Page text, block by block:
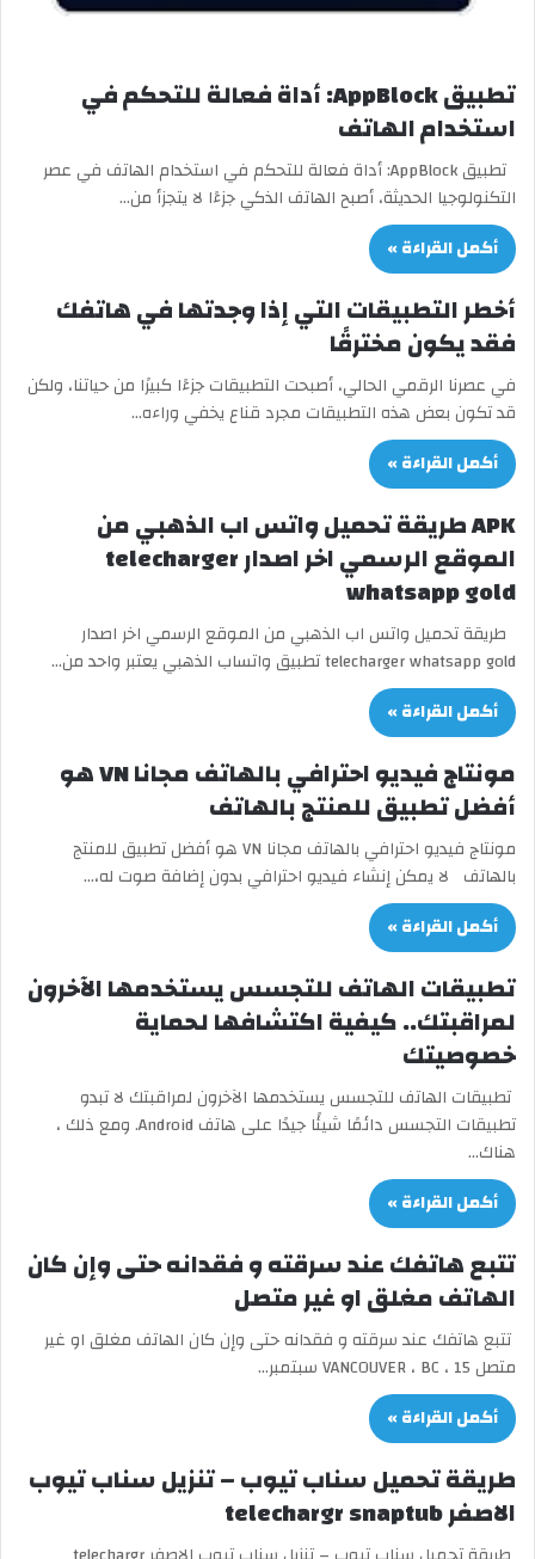
تطبيق AppBlock: أداة فعالة للتحكم في
استخدام الهاتف
تطبيق AppBlock: أداة فعالة للتحكم في استخدام الهاتف في عصر
التكنولوجيا الحديثة، أصبح الهاتف الذكي جزءًا لا يتجزأ من…
أكمل القراءة »
أخطر التطبيقات التي إذا وجدتها في هاتفك
فقد يكون مخترقًا
في عصرنا الرقمي الحالي، أصبحت التطبيقات جزءًا كبيرًا من حياتنا، ولكن
قد تكون بعض هذه التطبيقات مجرد قناع يخفي وراءه…
أكمل القراءة »
APK طريقة تحميل واتس اب الذهبي من
الموقع الرسمي اخر اصدار telecharger
whatsapp gold
طريقة تحميل واتس اب الذهبي من الموقع الرسمي اخر اصدار
telecharger whatsapp gold تطبيق واتساب الذهبي يعتبر واحد من…
أكمل القراءة »
مونتاج فيديو احترافي بالهاتف مجانا VN هو
أفضل تطبيق للمنتج بالهاتف
مونتاج فيديو احترافي بالهاتف مجانا VN هو أفضل تطبيق للمنتج
بالهاتف لا يمكن إنشاء فيديو احترافي بدون إضافة صوت له،…
أكمل القراءة »
تطبيقات الهاتف للتجسس يستخدمها الآخرون
لمراقبتك.. كيفية اكتشافها لحماية
خصوصيتك
تطبيقات الهاتف للتجسس يستخدمها الآخرون لمراقبتك لا تبدو
تطبيقات التجسس دائمًا شيئًا جيدًا على هاتف Android. ومع ذلك ،
هناك…
أكمل القراءة »
تتبع هاتفك عند سرقته و فقدانه حتى وإن كان
الهاتف مغلق او غير متصل
تتبع هاتفك عند سرقته و فقدانه حتى وإن كان الهاتف مغلق او غير
متصل VANCOUVER ، BC ، 15 سبتمبر…
أكمل القراءة »
طريقة تحميل سناب تيوب – تنزيل سناب تيوب
الاصفر telechargr snaptub